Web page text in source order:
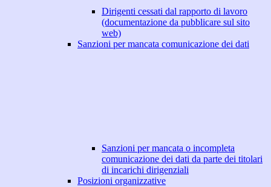
Dirigenti cessati dal rapporto di lavoro
(documentazione da pubblicare sul sito
web)
Sanzioni per mancata comunicazione dei dati
Sanzioni per mancata o incompleta
comunicazione dei dati da parte dei titolari
di incarichi dirigenziali
Posizioni organizzative